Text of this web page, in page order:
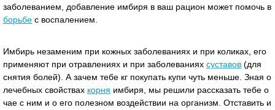
заболеванием, добавление имбиря в ваш рацион может помочь в
борьбе с воспалением.
Имбирь незаменим при кожных заболеваниях и при коликах, его
применяют при отравлениях и при заболеваниях суставов (для
снятия болей). А зачем тебе кг покупать купи чуть меньше. Зная о
лечебных свойствах корня имбиря, мы решили рассказать тебе о
чае с ним и о его полезном воздействии на организм. Отставить и